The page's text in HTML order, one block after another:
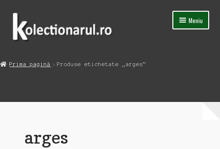
Sari
navigare
Sari
conținut
Meniu
Contact
Prima pagină Produse etichetate „arges”
arges